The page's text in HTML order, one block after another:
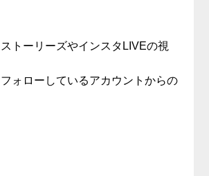
ストーリーズやインスタLIVEの視
フォローしているアカウントからの